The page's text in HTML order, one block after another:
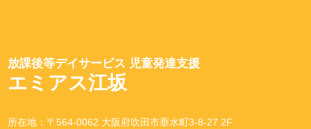
放課後等デイサービス 児童発達支援
エミアス江坂
所在地：〒564-0062 大阪府吹田市垂水町3-8-27 2F